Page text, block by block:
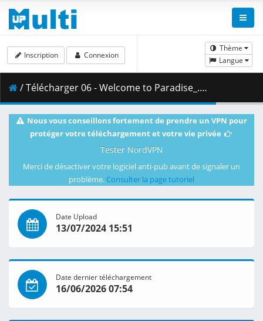
Thème
Langue
Inscription Connexion
/ Télécharger 06 - Welcome to Paradise_.mkv.003 ( 335.22 MB )
Nous vous conseillons fortement de prendre un VPN pour
protéger votre téléchargement et votre vie privée
Tester NordVPN
Merci de désactiver votre logiciel anti-pub avant de signaler un
problème. Consulter la page tutoriel
Date Upload
13/07/2024 15:51
Date dernier téléchargement
16/06/2026 07:54